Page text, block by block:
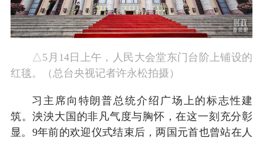
△5月14日上午，人民大会堂东门台阶上铺设的
红毯。（总台央视记者许永松拍摄）
习主席向特朗普总统介绍广场上的标志性建
筑。泱泱大国的非凡气度与胸怀，在这一刻充分彰
显。9年前的欢迎仪式结束后，两国元首也曾站在人